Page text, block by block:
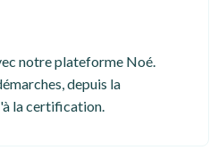
notre plateforme Noé.
depuis la
la certification.